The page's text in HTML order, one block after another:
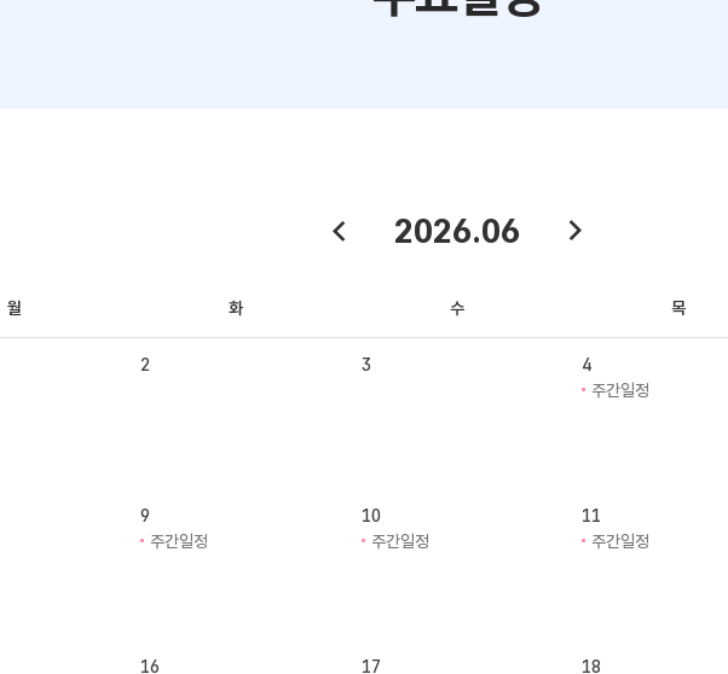
2026.06
월 화 수 목
2 3
4
주간일정
9
주간일정
10
주간일정
11
주간일정
16
17
18